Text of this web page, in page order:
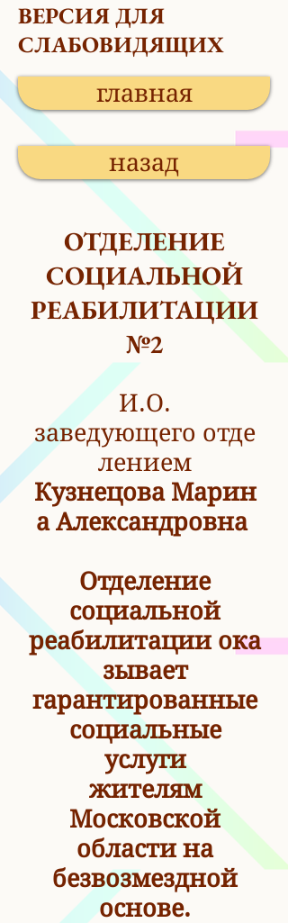
ВЕРСИЯ ДЛЯ
СЛАБОВИДЯЩИХ
главная
назад
ОТДЕЛЕНИЕ
СОЦИАЛЬНОЙ
РЕАБИЛИТАЦИИ
№2
И.О.
заведующего отде
лением
Кузнецова Марин
а Александровна
Отделение
социальной
реабилитации ока
зывает
гарантированные
социальные
услуги
жителям
Московской
области на
безвозмездной
основе.